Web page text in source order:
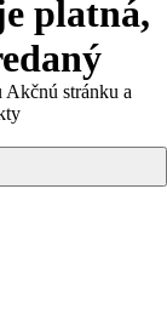
platná,
Akčnú stránku a